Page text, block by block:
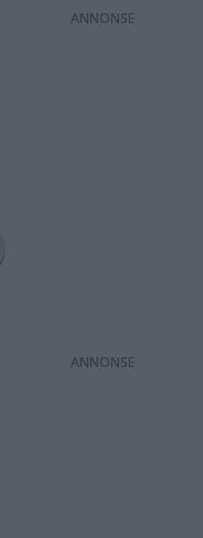
ANNONS
ANNONS